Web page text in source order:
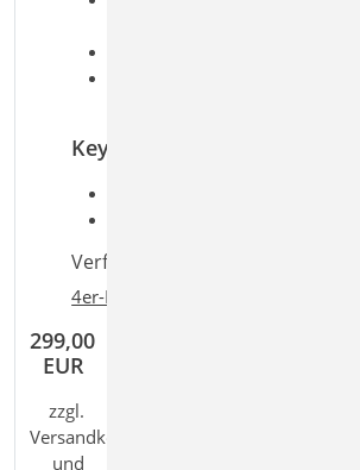
Keywords
Verfügbar in den Paketen:
4er-Paket
299,00
EUR
zzgl.
Versandkosten
und